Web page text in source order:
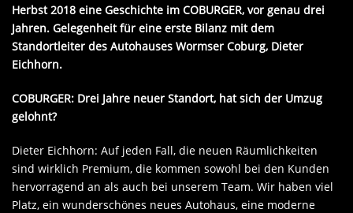
Herbst 2018 eine Geschichte im COBURGER, vor genau drei
Jahren. Gelegenheit für eine erste Bilanz mit dem
Standortleiter des Autohauses Wormser Coburg, Dieter
Eichhorn.
COBURGER: Drei Jahre neuer Standort, hat sich der Umzug
gelohnt?
Dieter Eichhorn: Auf jeden Fall, die neuen Räumlichkeiten
sind wirklich Premium, die kommen sowohl bei den Kunden
hervorragend an als auch bei unserem Team. Wir haben viel
Platz, ein wunderschönes neues Autohaus, eine moderne